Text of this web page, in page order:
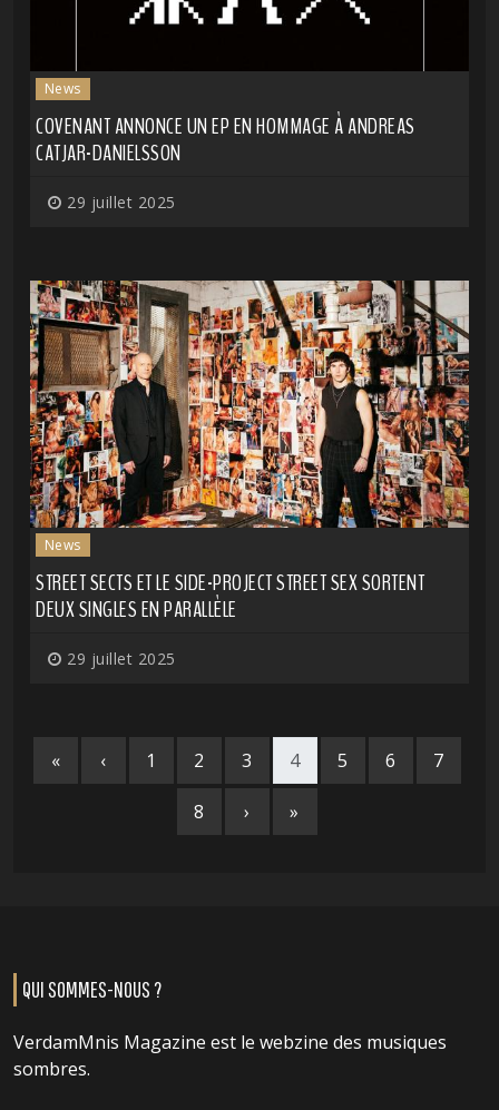
News
COVENANT ANNONCE UN EP EN HOMMAGE À ANDREAS
CATJAR-DANIELSSON
29 juillet 2025
News
STREET SECTS ET LE SIDE-PROJECT STREET SEX SORTENT
DEUX SINGLES EN PARALLÈLE
29 juillet 2025
« ‹ 1 2 3 4 5 6 7
8 › »
QUI SOMMES-NOUS ?
VerdamMnis Magazine est le webzine des musiques
sombres.